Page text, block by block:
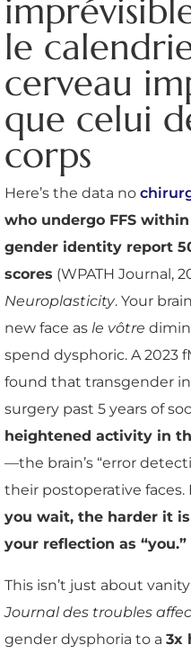
le
cerveau
que celui
corps
Here’s the data no
who undergo FFS
gender identity report
scores (WPATH Journal,
Neuroplasticity. Your
new face as le vôtre
spend dysphoric. A 2023
found that transgender
surgery past 5 years of
heightened activity in
—the brain’s “error
their postoperative faces.
you wait, the harder it
your reflection as “you.”
This isn’t just about
Journal des troubles
gender dysphoria to a 3x